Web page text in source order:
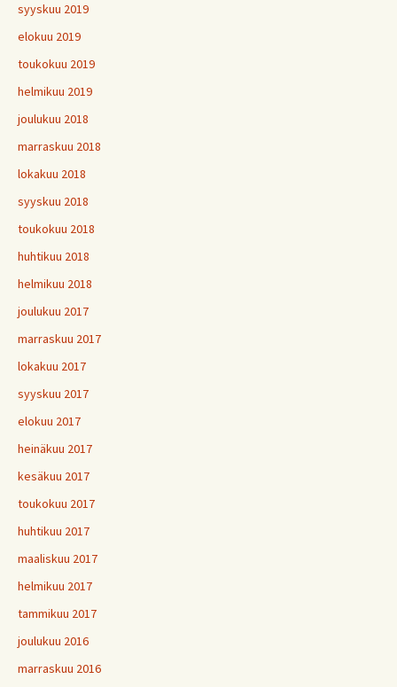
syyskuu 2019
elokuu 2019
toukokuu 2019
helmikuu 2019
joulukuu 2018
marraskuu 2018
lokakuu 2018
syyskuu 2018
toukokuu 2018
huhtikuu 2018
helmikuu 2018
joulukuu 2017
marraskuu 2017
lokakuu 2017
syyskuu 2017
elokuu 2017
heinäkuu 2017
kesäkuu 2017
toukokuu 2017
huhtikuu 2017
maaliskuu 2017
helmikuu 2017
tammikuu 2017
joulukuu 2016
marraskuu 2016